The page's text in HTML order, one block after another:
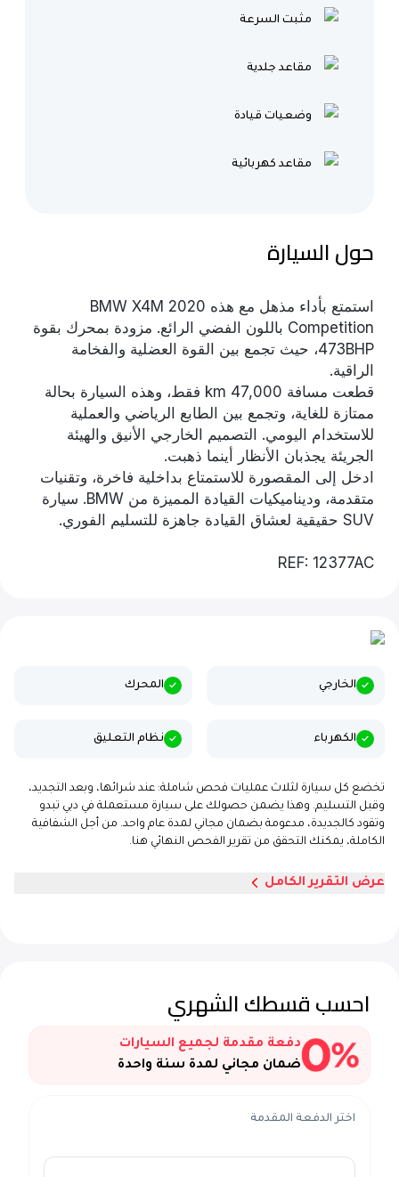
مثبت السرعة
مقاعد جلدية
وضعيات قيادة
مقاعد كهربائية
حول السيارة
استمتع بأداء مذهل مع هذه 2020 BMW X4M
Competition باللون الفضي الرائع. مزودة بمحرك بقوة
473BHP، حيث تجمع بين القوة العضلية والفخامة
الراقية.
قطعت مسافة 47,000 km فقط، وهذه السيارة بحالة
ممتازة للغاية، وتجمع بين الطابع الرياضي والعملية
للاستخدام اليومي. التصميم الخارجي الأنيق والهيئة
الجريئة يجذبان الأنظار أينما ذهبت.
ادخل إلى المقصورة للاستمتاع بداخلية فاخرة، وتقنيات
متقدمة، وديناميكيات القيادة المميزة من BMW. سيارة
SUV حقيقية لعشاق القيادة جاهزة للتسليم الفوري.
REF: 12377AC
الخارجي المحرك
الكهرباء نظام التعليق
تخضع كل سيارة لثلاث عمليات فحص شاملة: عند شرائها، وبعد التجديد،
وقبل التسليم. وهذا يضمن حصولك على سيارة مستعملة في دبي تبدو
وتقود كالجديدة، مدعومة بضمان مجاني لمدة عام واحد. من أجل الشفافية
الكاملة، يمكنك التحقق من تقرير الفحص النهائي هنا.
عرض التقرير الكامل
احسب قسطك الشهري
دفعة مقدمة لجميع السيارات
ضمان مجاني لمدة سنة واحدة
اختر الدفعة المقدمة